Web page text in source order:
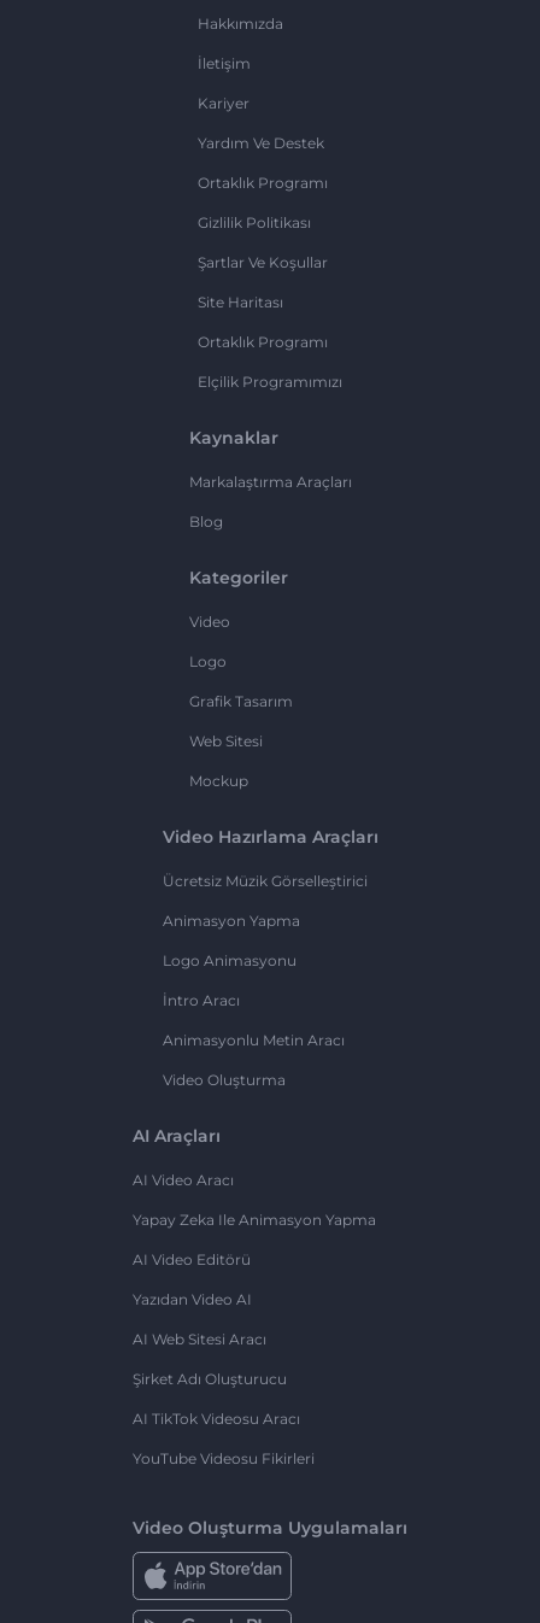
Hakkımızda
İletişim
Kariyer
Yardım Ve Destek
Ortaklık Programı
Gizlilik Politikası
Şartlar Ve Koşullar
Site Haritası
Ortaklık Programı
Elçilik Programımızı
Kaynaklar
Markalaştırma Araçları
Blog
Kategoriler
Video
Logo
Grafik Tasarım
Web Sitesi
Mockup
Video Hazırlama Araçları
Ücretsiz Müzik Görselleştirici
Animasyon Yapma
Logo Animasyonu
İntro Aracı
Animasyonlu Metin Aracı
Video Oluşturma
AI Araçları
AI Video Aracı
Yapay Zeka Ile Animasyon Yapma
AI Video Editörü
Yazıdan Video AI
AI Web Sitesi Aracı
Şirket Adı Oluşturucu
AI TikTok Videosu Aracı
YouTube Videosu Fikirleri
Video Oluşturma Uygulamaları